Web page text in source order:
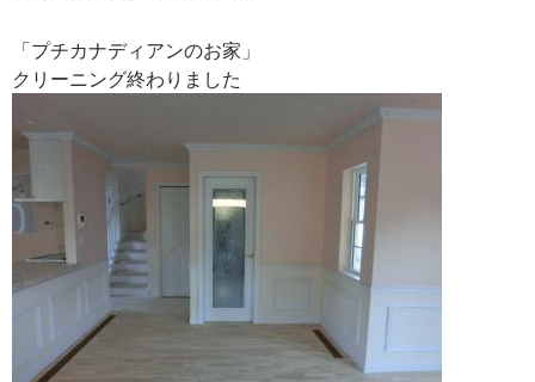
「プチカナディアンのお家」
クリーニング終わりました